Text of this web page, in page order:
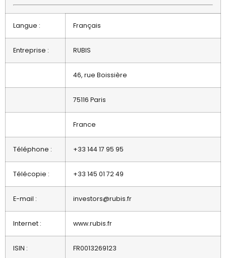
Langue : Français
Entreprise : RUBIS
46, rue Boissière
75116 Paris
France
Téléphone : +33 144 17 95 95
Télécopie : +33 145 01 72 49
E-mail : investors@rubis.fr
Internet : www.rubis.fr
ISIN : FR0013269123